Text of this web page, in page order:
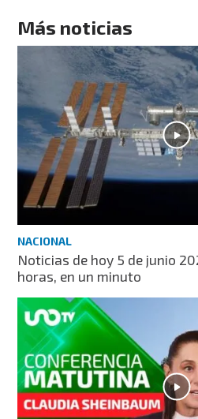
Más noticias
NACIONAL
Noticias de hoy 5 de junio
horas, en un minuto